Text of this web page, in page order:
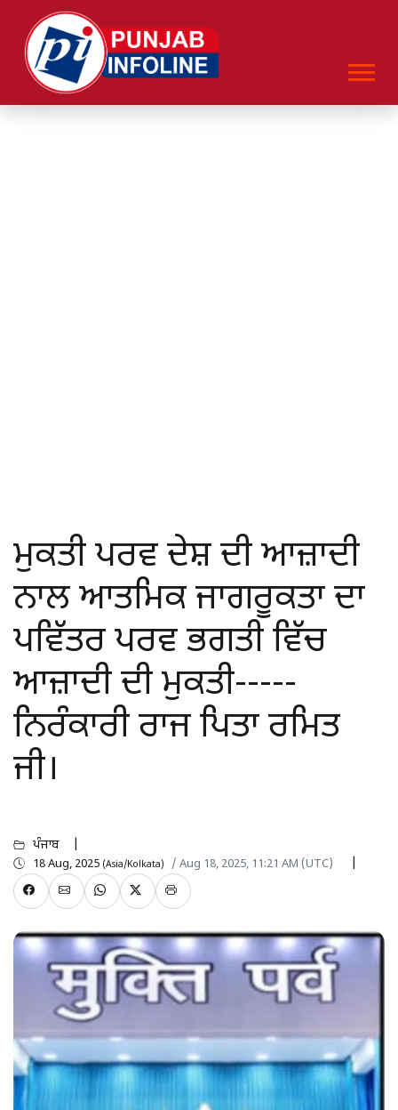
ਮੁਕਤੀ ਪਰਵ ਦੇਸ਼ ਦੀ ਆਜ਼ਾਦੀ
ਨਾਲ ਆਤਮਿਕ ਜਾਗਰੂਕਤਾ ਦਾ
ਪਵਿੱਤਰ ਪਰਵ ਭਗਤੀ ਵਿੱਚ
ਆਜ਼ਾਦੀ ਦੀ ਮੁਕਤੀ-----
ਨਿਰੰਕਾਰੀ ਰਾਜ ਪਿਤਾ ਰਮਿਤ
ਜੀ।
ਪੰਜਾਬ
18 Aug, 2025 (Asia/Kolkata) / Aug 18, 2025, 11:21 AM (UTC)